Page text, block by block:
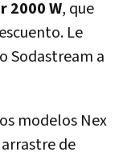
2000 W, que
Le
Sodastream a
modelos Nex
arrastre de